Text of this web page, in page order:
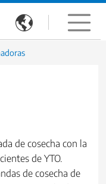

de cosecha con la
de YTO.
de cosecha de